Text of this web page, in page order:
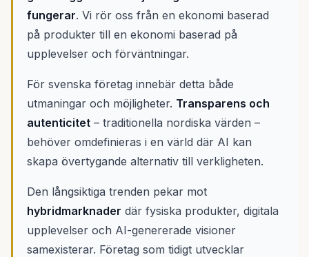
fungerar. Vi rör oss från en ekonomi baserad
på produkter till en ekonomi baserad på
upplevelser och förväntningar.
För svenska företag innebär detta både
utmaningar och möjligheter. Transparens och
autenticitet – traditionella nordiska värden –
behöver omdefinieras i en värld där AI kan
skapa övertygande alternativ till verkligheten.
Den långsiktiga trenden pekar mot
hybridmarknader där fysiska produkter, digitala
upplevelser och AI-genererade visioner
samexisterar. Företag som tidigt utvecklar